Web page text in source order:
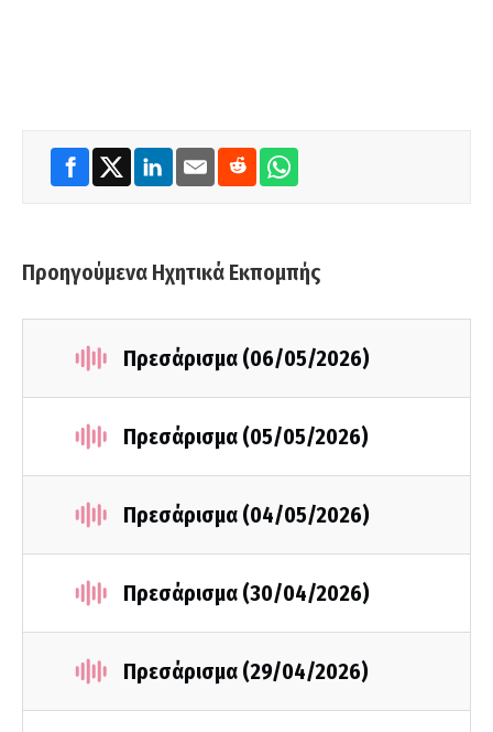
Προηγούμενα Ηχητικά Εκπομπής
Πρεσάρισμα (06/05/2026)
Πρεσάρισμα (05/05/2026)
Πρεσάρισμα (04/05/2026)
Πρεσάρισμα (30/04/2026)
Πρεσάρισμα (29/04/2026)